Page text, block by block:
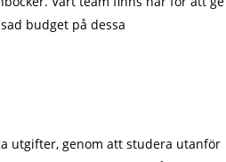
budget på dessa
utgifter, genom att studera utanför